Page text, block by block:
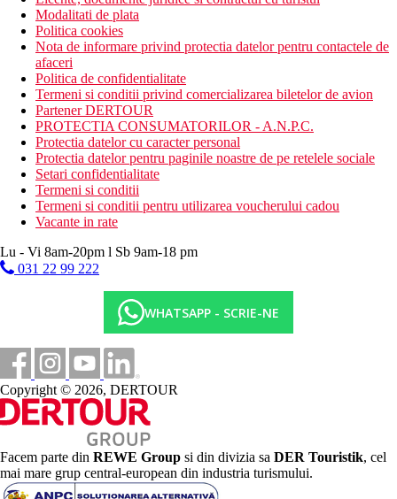
tenis de masa
volei
gimnastica
mini-golf
TIR cu arcul
teren de tenis (iluminat si echipament contra cost)
Activitati contra cost
baie turceasca
sauna
sporturi acvatice pe plaja
Mese
All Inclusive
Mic dejun, pranz si cina tip bufet
Gustari usoare in timpul zilei
Cantitate nelimitata de bauturi nealcoolice si alcoolice de
productie locala la robinet (10.00-23.00)
Categoria oficiala
Distanţe
4 km
Centrul orasului
Distanta de cel mai apropiat aeroport
750 m
Modalitati de plata
Politica cookies
Nota de informare privind protectia datelor pentru contactele de
afaceri
Politica de confidentialitate
Termeni si conditii privind comercializarea biletelor de avion
Partener DERTOUR
PROTECTIA CONSUMATORILOR - A.N.P.C.
Protectia datelor cu caracter personal
Protectia datelor pentru paginile noastre de pe retelele sociale
Setari confidentialitate
Termeni si conditii
Termeni si conditii pentru utilizarea voucherului cadou
Vacante in rate
Lu - Vi 8am-20pm l Sb 9am-18 pm
031 22 99 222
WHATSAPP - SCRIE-NE
Copyright © 2026, DERTOUR
Facem parte din REWE Group si din divizia sa DER Touristik, cel
mai mare grup central-european din industria turismului.